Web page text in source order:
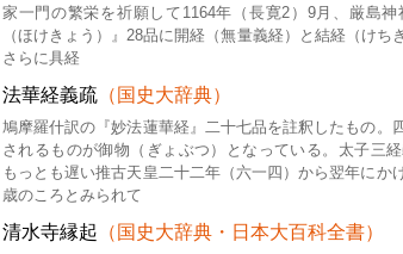
家一門の繁栄を祈願して1164年（長寛2）9月、厳島
（ほけきょう）』28品に開経（無量義経）と結経（けち
さらに具経
法華経義疏（国史大辞典）
鳩摩羅什訳の『妙法蓮華経』二十七品を註釈したもの。
されるものが御物（ぎょぶつ）となっている。太子三
もっとも遅い推古天皇二十二年（六一四）から翌年にか
歳のころとみられて
清水寺縁起 （国史大辞典・日本大百科全書）